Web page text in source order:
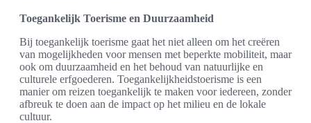
Toegankelijk Toerisme en Duurzaamheid
Bij toegankelijk toerisme gaat het niet alleen om het creëren
van mogelijkheden voor mensen met beperkte mobiliteit, maar
ook om duurzaamheid en het behoud van natuurlijke en
culturele erfgoederen. Toegankelijkheidstoerisme is een
manier om reizen toegankelijk te maken voor iedereen, zonder
afbreuk te doen aan de impact op het milieu en de lokale
cultuur.